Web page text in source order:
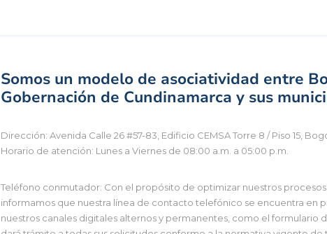
Somos un modelo de asociatividad entre
Gobernación de Cundinamarca y sus
Dirección: Avenida Calle 26 #57-83, Edificio CEMSA Torre 8 / Piso 15,
Horario de atención: Lunes a Viernes de 08:00 a.m. a 05:00 p.m.
Teléfono conmutador: Con el propósito de optimizar nuestros
informamos que nuestra línea de contacto telefónico se encuentra en
nuestros canales digitales alternos y permanentes, como el